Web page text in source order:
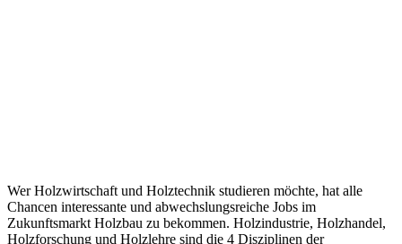
Wer Holzwirtschaft und Holztechnik studieren möchte, hat alle
Chancen interessante und abwechslungsreiche Jobs im
Zukunftsmarkt Holzbau zu bekommen. Holzindustrie, Holzhandel,
Holzforschung und Holzlehre sind die 4 Disziplinen der